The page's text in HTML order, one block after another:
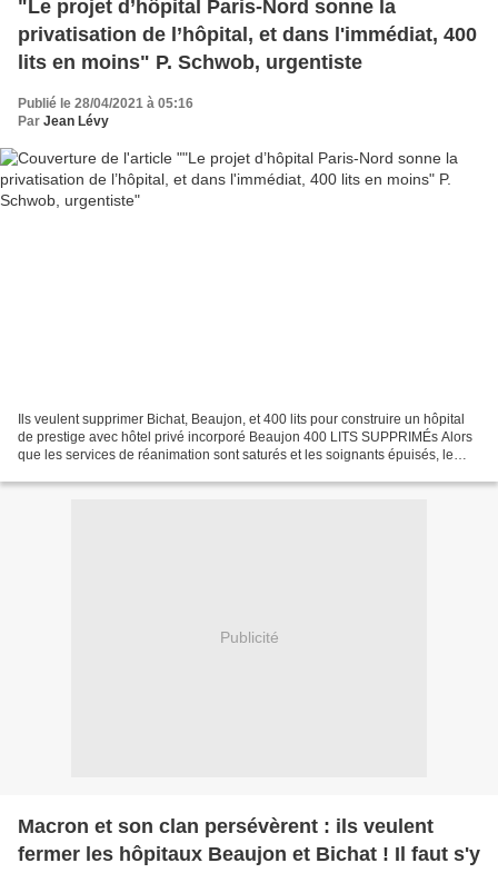
"Le projet d’hôpital Paris-Nord sonne la
privatisation de l’hôpital, et dans l'immédiat, 400
lits en moins" P. Schwob, urgentiste
Publié le 28/04/2021 à 05:16
Par Jean Lévy
Ils veulent supprimer Bichat, Beaujon, et 400 lits pour construire un hôpital
de prestige avec hôtel privé incorporé Beaujon 400 LITS SUPPRIMÉs Alors
que les services de réanimation sont saturés et les soignants épuisés, le
Publicité
Macron et son clan persévèrent : ils veulent
fermer les hôpitaux Beaujon et Bichat ! Il faut s'y